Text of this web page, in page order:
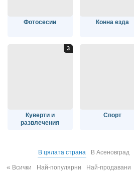
Фотосесии Конна езда
Куверти и
развлечения
Спорт
В цялата страна В Асеновград
« Всички Най-популярни Най-продавани